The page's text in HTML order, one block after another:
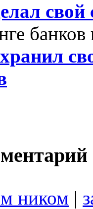
свой
ником |